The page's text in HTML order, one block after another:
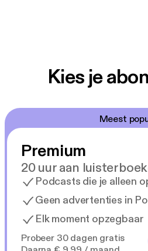
Kies je
Meest
Premium
20 uur aan
Podcasts die je alleen
Geen advertenties in
Elk moment opzegbaar
Probeer 30 dagen gratis